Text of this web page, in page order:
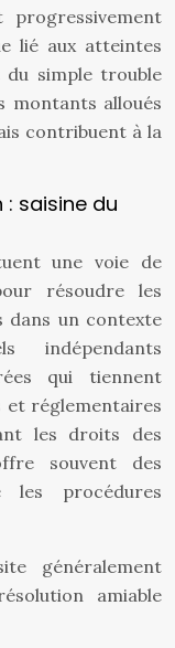
progressivement
lié aux atteintes
du simple trouble
montants alloués
contribuent à la
saisine du
une voie de
résoudre les
dans un contexte
indépendants
qui tiennent
et réglementaires
les droits des
souvent des
les procédures
généralement
amiable